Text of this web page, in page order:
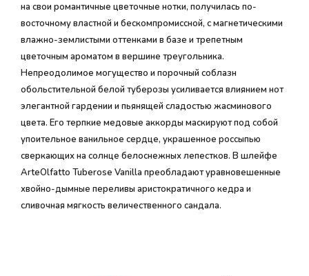
на свои романтичные цветочные нотки, получилась по-
восточному властной и бескомпромиссной, с магнетическими
влажно-землистыми оттенками в базе и трепетным
цветочным ароматом в вершине треугольника.
Непреодолимое могущество и порочный соблазн
обольстительной белой туберозы усиливается влиянием нот
элегантной гардении и пьянящей сладостью жасминового
цвета. Его терпкие медовые аккорды маскируют под собой
упоительное ванильное сердце, украшенное россыпью
сверкающих на солнце белоснежных лепестков. В шлейфе
ArteOlfatto Tuberose Vanilla преобладают уравновешенные
хвойно-дымные переливы аристократичного кедра и
сливочная мягкость величественного сандала.